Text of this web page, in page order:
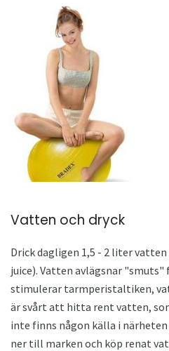
Vatten och dryck
Drick dagligen 1,5 - 2 liter
juice). Vatten avlägsnar
stimulerar tarmperistaltiken,
är svårt att hitta rent vatten,
inte finns någon källa i
ner till marken och köp renat